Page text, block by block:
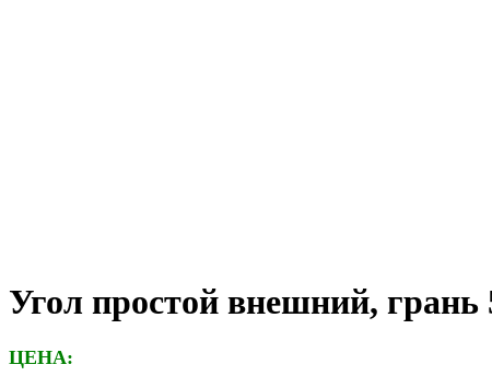
Угол простой внешний,
ЦЕНА: